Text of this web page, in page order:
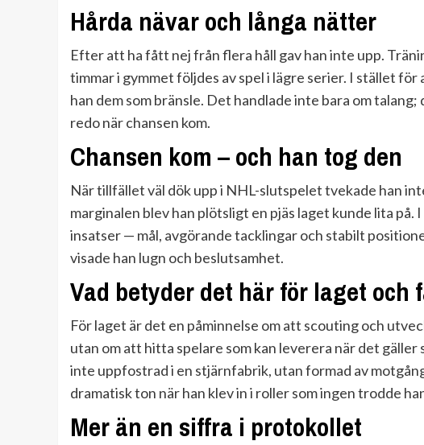
Hårda nävar och långa nätter
Efter att ha fått nej från flera håll gav han inte upp.
timmar i gymmet följdes av spel i lägre serier. I stället
han dem som bränsle. Det handlade inte bara om
redo när chansen kom.
Chansen kom – och han tog den
När tillfället väl dök upp i NHL-slutspelet tvekade han
marginalen blev han plötsligt en pjäs laget kunde lita
insatser — mål, avgörande tacklingar och stabilt
visade han lugn och beslutsamhet.
Vad betyder det här för laget och
För laget är det en påminnelse om att scouting och
utan om att hitta spelare som kan leverera när det gäller
inte uppfostrad i en stjärnfabrik, utan formad av
dramatisk ton när han klev in i roller som ingen trodde
Mer än en siffra i protokollet